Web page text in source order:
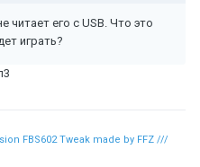
читает его с USB. Что это
играть?
FBS602 Tweak made by FFZ ///